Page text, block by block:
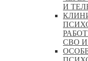
И
СВО